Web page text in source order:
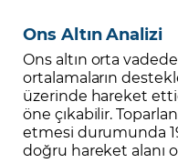
Ons Altın Analizi
Ons altın orta
ortalamaların
üzerinde hareket
öne çıkabilir.
etmesi durumunda
doğru hareket alanı